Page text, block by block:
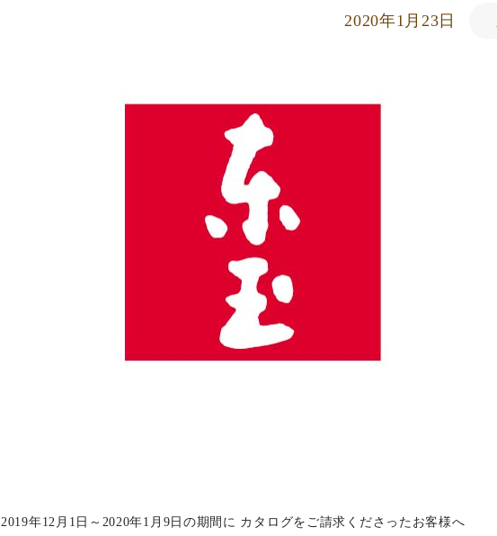
2020年1月23日
2019年12月1日～2020年1月9日の期間に カタログをご請求くださったお客様へ